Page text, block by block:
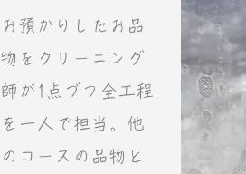
お預かりしたお品
物をクリーニング
師が1点づつ全工程
を一人で担当。他
のコースの品物と